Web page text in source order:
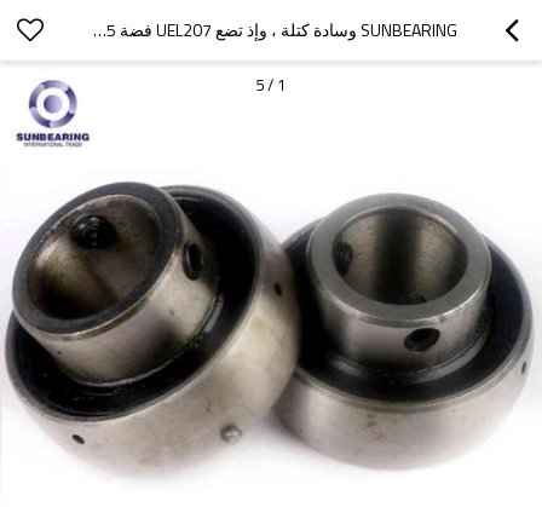
SUNBEARING وسادة كتلة ، وإذ تضع UEL207 فضة 35 * 72 * 51.1MM الكروم الصلب GCR15
1
/
5